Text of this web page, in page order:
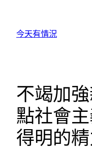
今天有情況
不竭加
點社會
得明的